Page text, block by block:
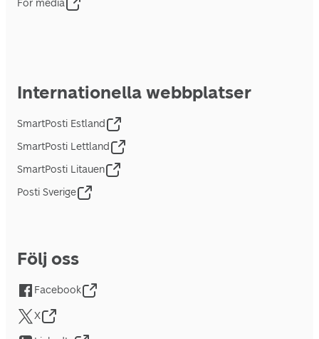
För media
Internationella webbplatser
SmartPosti Estland
SmartPosti Lettland
SmartPosti Litauen
Posti Sverige
Följ oss
Facebook
X